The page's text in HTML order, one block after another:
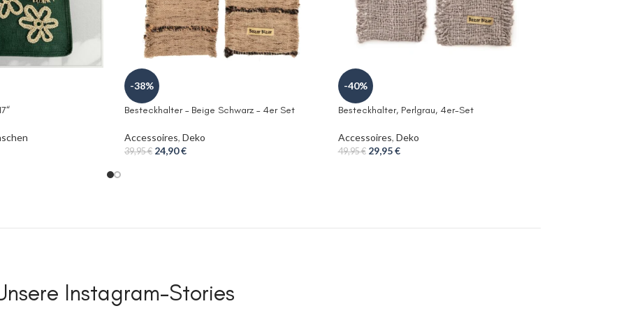
-38%
Besteckhalter – Beige Schwarz – 4er Set
Accessoires, Deko
39,95€ 24,90€
-40%
Besteckhalter, Perlgrau, 4er-Set
Accessoires, Deko
49,95€ 29,95€
Instagram-Stories